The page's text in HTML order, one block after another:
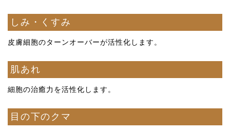
しみ・くすみ
皮膚細胞のターンオーバーが活性化します。
肌あれ
細胞の治癒力を活性化します。
目の下のクマ